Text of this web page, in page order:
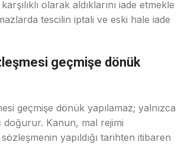
olarak aldıklarını iade etmekle
tescilin iptali ve eski hale iade
geçmişe dönük
geçmişe dönük yapılamaz; yalnızca
Kanun, mal rejimi
yapıldığı tarihten itibaren